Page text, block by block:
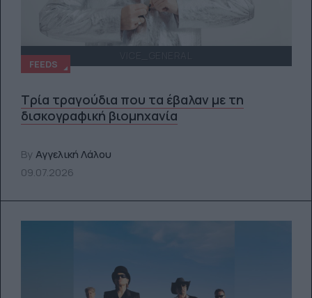
FEEDS
Τρία τραγούδια που τα έβαλαν με τη
δισκογραφική βιομηχανία
By Αγγελική Λάλου
09.07.2026